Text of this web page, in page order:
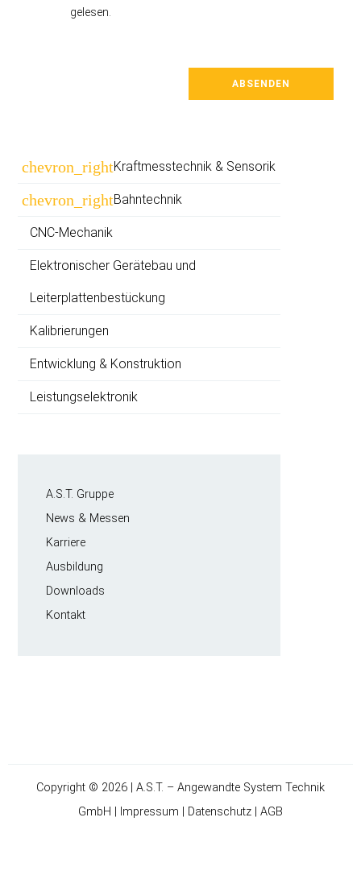
gelesen.
ABSENDEN
Navigation
überspringen
chevron_rightKraftmesstechnik & Sensorik
chevron_rightBahntechnik
CNC-Mechanik
Elektronischer Gerätebau und
Leiterplatten­bestückung
Kalibrierungen
Entwicklung & Konstruktion
Leistungselektronik
Navigation
überspringen
A.S.T. Gruppe
News & Messen
Karriere
Ausbildung
Downloads
Kontakt
Copyright © 2026 | A.S.T. – Angewandte System Technik
GmbH |
Impressum Datenschutz AGB